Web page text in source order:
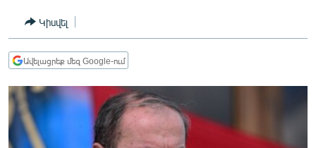
ԸՆՏՐՈՒԹՅՈՒՆՆԵՐ 2026
ԻՐԱՎՈՒՆՔ
ՀԱՍԱՐԱԿՈՒԹՅՈՒՆ
ՂԱՐԱԲԱՂ
ՊԱՏԵՐԱԶՄԻ 6 ՇԱԲԱԹՆԵՐԸ
Կիսվել
Ավելացրեք մեզ Google-ում